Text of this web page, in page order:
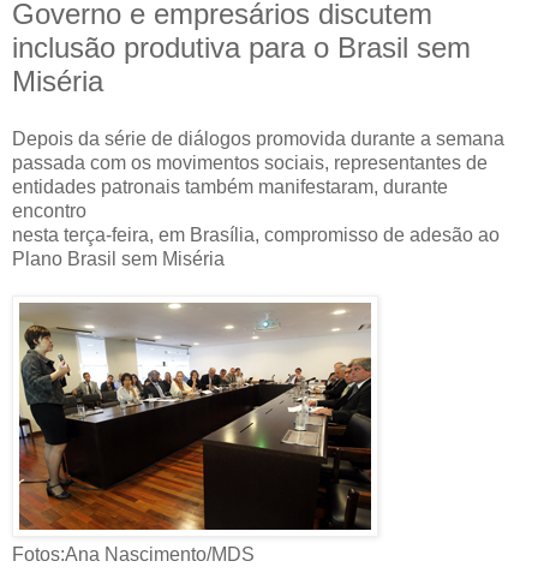
Governo e empresários discutem
inclusão produtiva para o Brasil sem
Miséria
Depois da série de diálogos promovida durante a semana
passada com os movimentos sociais, representantes de
entidades patronais também manifestaram, durante
encontro
nesta terça-feira, em Brasília, compromisso de adesão ao
Plano Brasil sem Miséria
Fotos:Ana Nascimento/MDS